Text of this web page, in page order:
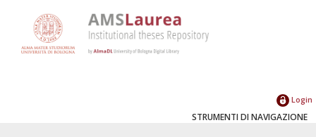
Login
STRUMENTI DI NAVIGAZIONE